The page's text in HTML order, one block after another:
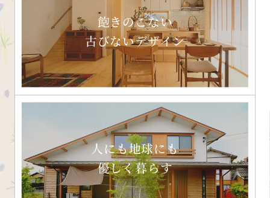
飽きのこない
古びないデザイン
人にも地球にも
優しく暮らす